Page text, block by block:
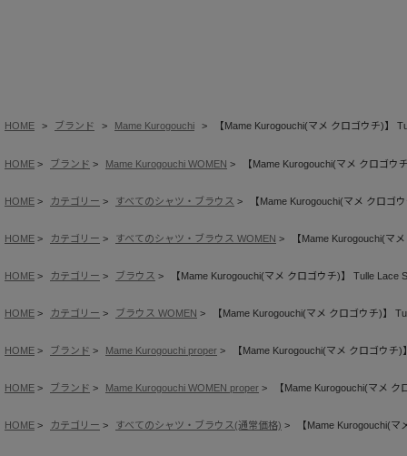
HOME ブランド Mame Kurogouchi 【Mame Kurogouchi(マメ クロゴウチ)】
HOME ブランド Mame Kurogouchi WOMEN 【Mame Kurogouchi(マメ クロゴウ
HOME カテゴリー すべてのシャツ・ブラウス 【Mame Kurogouchi(マメ クロゴ
HOME カテゴリー すべてのシャツ・ブラウス WOMEN 【Mame Kurogouchi(マ
HOME カテゴリー ブラウス 【Mame Kurogouchi(マメ クロゴウチ)】 Tulle Lace
HOME カテゴリー ブラウス WOMEN 【Mame Kurogouchi(マメ クロゴウチ)】
HOME ブランド Mame Kurogouchi proper 【Mame Kurogouchi(マメ クロゴウチ
HOME ブランド Mame Kurogouchi WOMEN proper 【Mame Kurogouchi(マメ
HOME カテゴリー すべてのシャツ・ブラウス(通常価格) 【Mame Kurogouchi(